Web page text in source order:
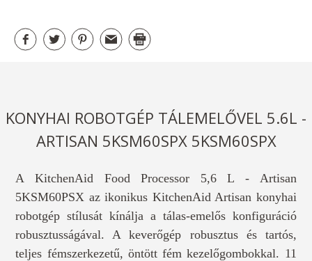
KONYHAI ROBOTGÉP TÁLEMELŐVEL 5.6L -
ARTISAN 5KSM60SPX 5KSM60SPX
A KitchenAid Food Processor 5,6 L - Artisan
5KSM60PSX az ikonikus KitchenAid Artisan konyhai
robotgép stílusát kínálja a tálas-emelős konfiguráció
robusztusságával. A keverőgép robusztus és tartós,
teljes fémszerkezetű, öntött fém kezelőgombokkal. 11